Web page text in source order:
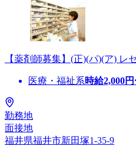
【薬剤師募集】(正)(パ)(ア) レ
医療・福祉系時給2,000
勤務地
面接地
福井県福井市新田塚1-35-9